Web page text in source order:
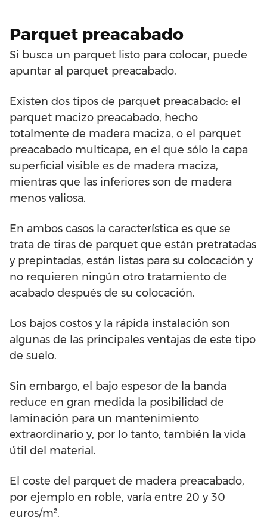
Parquet preacabado
Si busca un parquet listo para colocar, puede
apuntar al parquet preacabado.
Existen dos tipos de parquet preacabado: el
parquet macizo preacabado, hecho
totalmente de madera maciza, o el parquet
preacabado multicapa, en el que sólo la capa
superficial visible es de madera maciza,
mientras que las inferiores son de madera
menos valiosa.
En ambos casos la característica es que se
trata de tiras de parquet que están pretratadas
y prepintadas, están listas para su colocación y
no requieren ningún otro tratamiento de
acabado después de su colocación.
Los bajos costos y la rápida instalación son
algunas de las principales ventajas de este tipo
de suelo.
Sin embargo, el bajo espesor de la banda
reduce en gran medida la posibilidad de
laminación para un mantenimiento
extraordinario y, por lo tanto, también la vida
útil del material.
El coste del parquet de madera preacabado,
por ejemplo en roble, varía entre 20 y 30
euros/m².